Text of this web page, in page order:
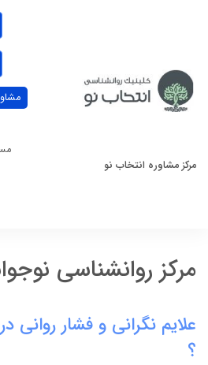
مرکز مشاوره انتخاب نو
مرکز روانشناسی
علایم نگرانی و فشار
؟